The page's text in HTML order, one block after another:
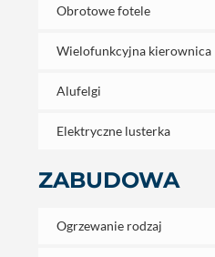
Obrotowe fotele
Wielofunkcyjna kierownica
Alufelgi
Elektryczne lusterka
ZABUDOWA
Ogrzewanie rodzaj